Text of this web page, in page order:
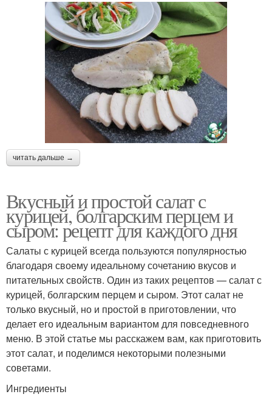
читать дальше →
Вкусный и простой салат с
курицей, болгарским перцем и
сыром: рецепт для каждого дня
Салаты с курицей всегда пользуются популярностью
благодаря своему идеальному сочетанию вкусов и
питательных свойств. Один из таких рецептов — салат с
курицей, болгарским перцем и сыром. Этот салат не
только вкусный, но и простой в приготовлении, что
делает его идеальным вариантом для повседневного
меню. В этой статье мы расскажем вам, как приготовить
этот салат, и поделимся некоторыми полезными
советами.
Ингредиенты